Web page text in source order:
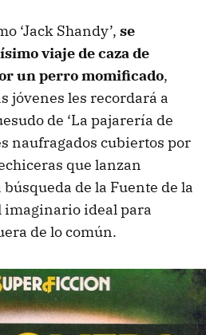
‘Jack Shandy’, se
viaje de caza de
un perro momificado,
jóvenes les recordará a
de ‘La pajarería de
naufragados cubiertos por
que lanzan
de la Fuente de la
ideal para
de lo común.